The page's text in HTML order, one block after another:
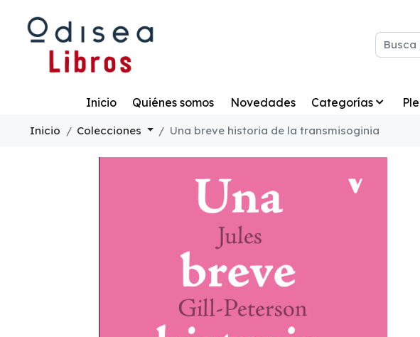
Inicio Quiénes somos Novedades Categorías
Inicio Colecciones Una breve historia de la transmisoginia